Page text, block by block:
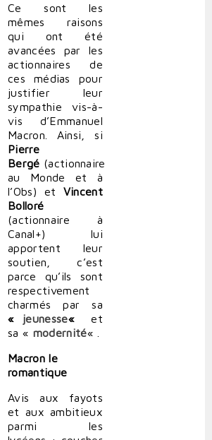
Ce sont les
mêmes raisons
qui ont été
avancées par les
actionnaires de
ces médias pour
justifier leur
sympathie vis-à-
vis d’Emmanuel
Macron. Ainsi, si
Pierre
Bergé (actionnaire
au Monde et à
l’Obs) et Vincent
Bolloré
(actionnaire à
Canal+) lui
apportent leur
soutien, c’est
parce qu’ils sont
respectivement
charmés par sa
« jeunesse«
et
sa « modernité« .
Macron le
romantique
Avis aux fayots
et aux ambitieux
parmi les